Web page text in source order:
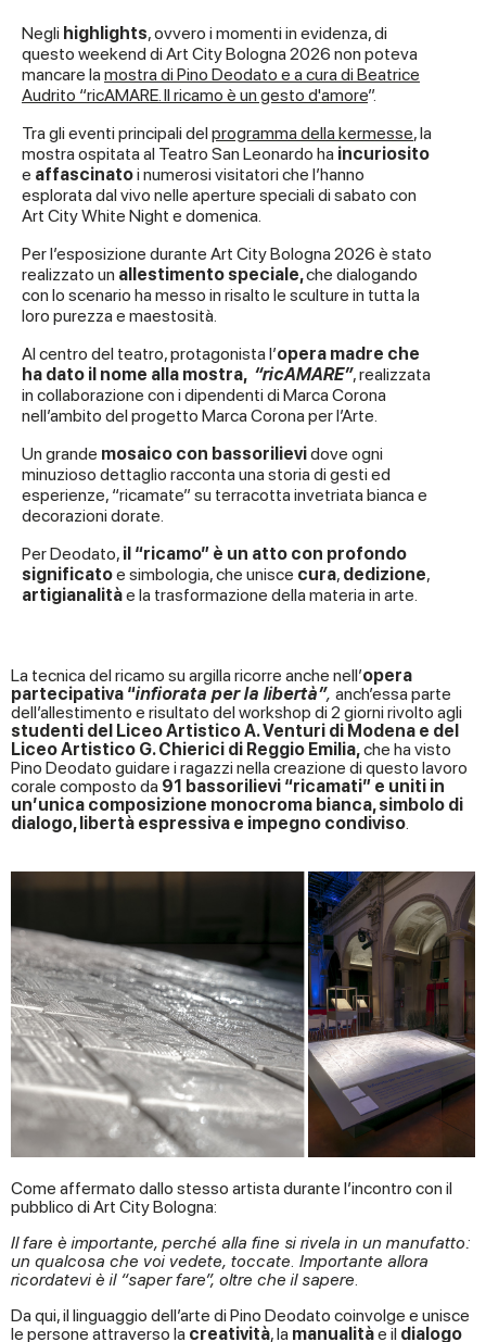
Negli highlights, ovvero i momenti in evidenza, di
questo weekend di Art City Bologna 2026 non poteva
mancare la mostra di Pino Deodato e a cura di Beatrice
Audrito “ricAMARE. Il ricamo è un gesto d'amore”.
Tra gli eventi principali delprogramma della kermesse, la
mostra ospitata al Teatro San Leonardo ha incuriosito
e affascinatoi numerosi visitatori che l’hanno
esplorata dal vivo nelle aperture speciali di sabato con
Art City White Night e domenica.
Per l’esposizione durante Art City Bologna 2026 è stato
realizzato un allestimento speciale,che dialogando
con lo scenario ha messo in risalto le sculture in tutta la
loro purezza e maestosità.
Al centro del teatro, protagonista l’opera madre che
ha dato il nome alla mostra, “ricAMARE”, realizzata
in collaborazione con i dipendenti di Marca Corona
nell’ambito del progetto Marca Corona per l’Arte.
Un grande mosaico con bassorilievidove ogni
minuzioso dettaglio racconta una storia di gesti ed
esperienze, “ricamate” su terracotta invetriata bianca e
decorazioni dorate.
Per Deodato, il “ricamo” è un atto con profondo
significatoe simbologia, che unisce cura, dedizione,
artigianalitàe la trasformazione della materia in arte.
La tecnica del ricamo su argilla ricorre anche nell’opera
partecipativa “infiorata per la libertà”, anch’essa parte
dell’allestimento e risultato del workshop di 2 giorni rivolto agli
studenti del Liceo Artistico A. Venturi di Modena e del
Liceo Artistico G. Chierici di Reggio Emilia,che ha visto
Pino Deodato guidare i ragazzi nella creazione di questo lavoro
corale composto da 91 bassorilievi “ricamati” e uniti in
un’unica composizione monocroma bianca, simbolo di
dialogo, libertà espressiva e impegno condiviso
Come affermato dallo stesso artista durante l’incontro con il
pubblico di Art City Bologna:
Il fare è importante, perché alla fine si rivela in un manufatto:
un qualcosa che voi vedete, toccate. Importante allora
ricordatevi è il “saper fare”, oltre che il sapere.
Da qui, il linguaggio dell’arte di Pino Deodato coinvolge e unisce
le persone attraverso la creatività, la manualitàe il dialogo